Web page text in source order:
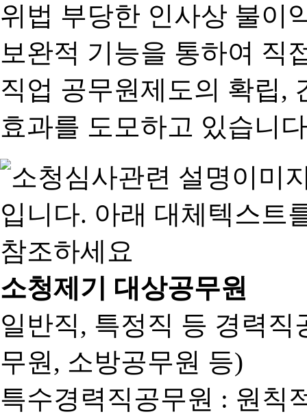
위법 부당한 인사상 불이
보완적 기능을 통하여 직
직업 공무원제도의 확립,
효과를 도모하고 있습니
소청제기 대상공무원
일반직, 특정직 등 경력
무원, 소방공무원 등)
특수경력직공무원 : 원칙